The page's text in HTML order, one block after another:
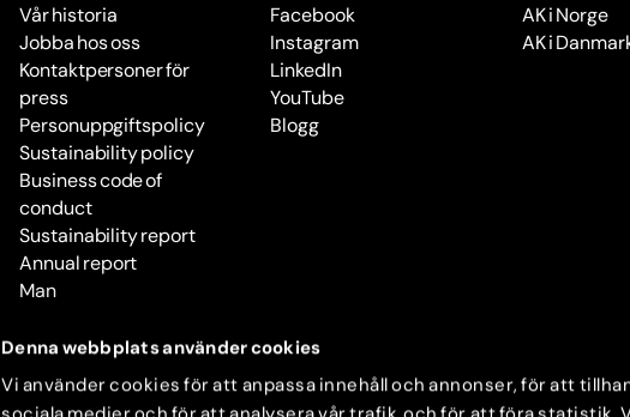
Denna webbplats använder cookies
Vi använder cookies för att anpassa innehåll och annonser, för att
Vår historia
Jobba hos oss
Kontaktpersoner för
press
Personuppgiftspolicy
Sustainability policy
Business code of
conduct
Sustainability report
Annual report
Man
Facebook
Instagram
LinkedIn
YouTube
Blogg
AK i Norge
AK i